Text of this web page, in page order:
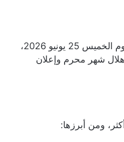
وفق الحسابات الفلكية، من المتوقع أن يوافق يوم عاشوراء لعام 1448 هجريًا يوم الخميس 25 يونيو 2026،
هلال شهر محرم وإعلان
ومن أبرزها: